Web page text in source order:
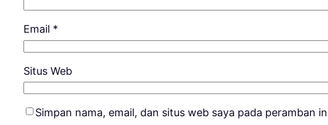
Email *
Situs Web
Simpan nama, email, dan situs web saya pada peramban